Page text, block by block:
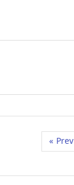
« Prev